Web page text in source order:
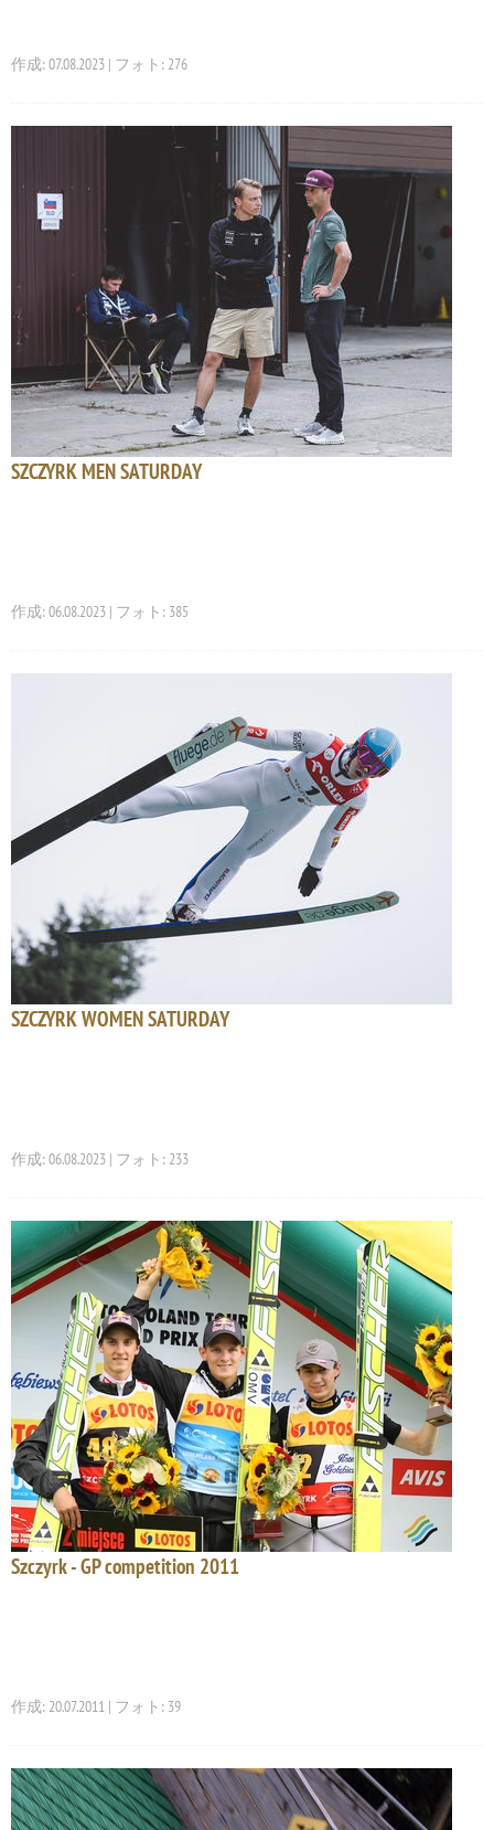
作成: 07.08.2023 | フォト: 276
SZCZYRK MEN SATURDAY
作成: 06.08.2023 | フォト: 385
SZCZYRK WOMEN SATURDAY
作成: 06.08.2023 | フォト: 233
Szczyrk - GP competition 2011
作成: 20.07.2011 | フォト: 39